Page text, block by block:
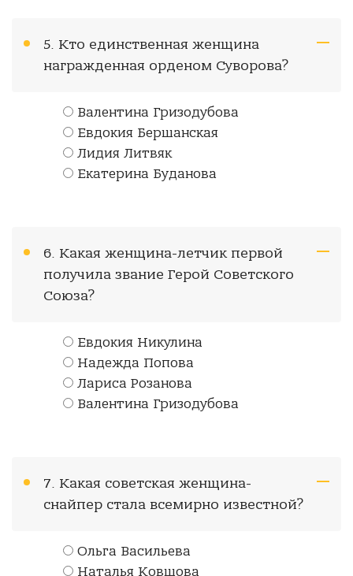
5. Кто единственная женщина
награжденная орденом Суворова?
Валентина Гризодубова
Евдокия Бершанская
Лидия Литвяк
Екатерина Буданова
6. Какая женщина-летчик первой
получила звание Герой Советского
Союза?
Евдокия Никулина
Надежда Попова
Лариса Розанова
Валентина Гризодубова
7. Какая советская женщина-
снайпер стала всемирно известной?
Ольга Васильева
Наталья Ковшова